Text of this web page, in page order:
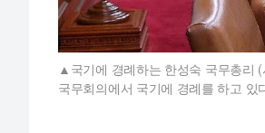
국기에 경례하는 한성숙 국무총리
국무회의에서 국기에 경례를 하고